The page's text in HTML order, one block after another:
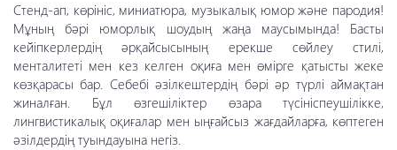
Стенд-ап, көрініс, миниатюра, музыкалық юмор және пародия!
Мұның бәрі юморлық шоудың жаңа маусымында! Басты
кейіпкерлердің әрқайсысының ерекше сөйлеу стилі,
менталитеті мен кез келген оқиға мен өмірге қатысты жеке
көзқарасы бар. Себебі әзілкештердің бәрі әр түрлі аймақтан
жиналған. Бұл өзгешіліктер өзара түсініспеушілікке,
лингвистикалық оқиғалар мен ыңғайсыз жағдайларға, көптеген
әзілдердің туындауына негіз.